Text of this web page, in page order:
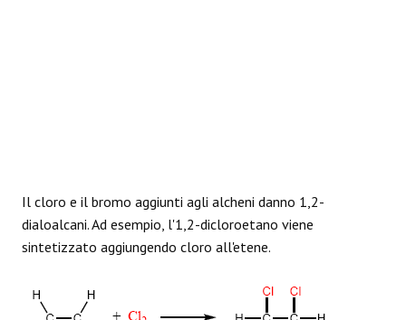
Il cloro e il bromo aggiunti agli alcheni danno 1,2-
dialoalcani. Ad esempio, l'1,2-dicloroetano viene
sintetizzato aggiungendo cloro all'etene.